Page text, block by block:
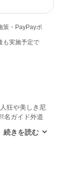
策・PayPayポ
も実施予定で
狂や美しき尼
名ガイド外道